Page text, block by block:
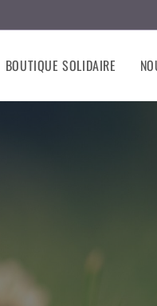
BOUTIQUE SOLIDAIRE